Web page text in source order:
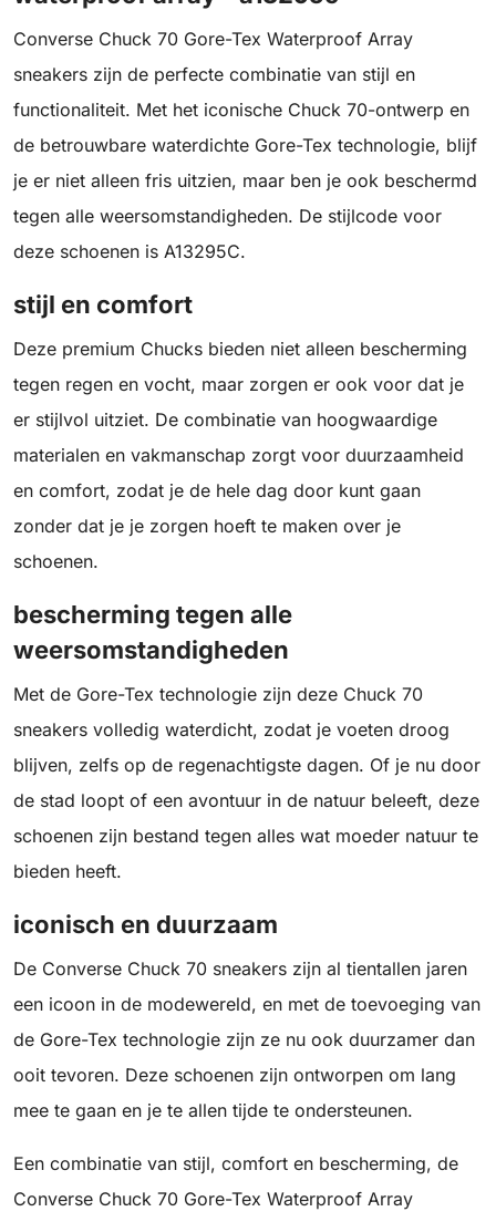
Converse Chuck 70 Gore-Tex Waterproof Array
sneakers zijn de perfecte combinatie van stijl en
functionaliteit. Met het iconische Chuck 70-ontwerp en
de betrouwbare waterdichte Gore-Tex technologie, blijf
je er niet alleen fris uitzien, maar ben je ook beschermd
tegen alle weersomstandigheden. De stijlcode voor
deze schoenen is A13295C.
stijl en comfort
Deze premium Chucks bieden niet alleen bescherming
tegen regen en vocht, maar zorgen er ook voor dat je
er stijlvol uitziet. De combinatie van hoogwaardige
materialen en vakmanschap zorgt voor duurzaamheid
en comfort, zodat je de hele dag door kunt gaan
zonder dat je je zorgen hoeft te maken over je
schoenen.
bescherming tegen alle
weersomstandigheden
Met de Gore-Tex technologie zijn deze Chuck 70
sneakers volledig waterdicht, zodat je voeten droog
blijven, zelfs op de regenachtigste dagen. Of je nu door
de stad loopt of een avontuur in de natuur beleeft, deze
schoenen zijn bestand tegen alles wat moeder natuur te
bieden heeft.
iconisch en duurzaam
De Converse Chuck 70 sneakers zijn al tientallen jaren
een icoon in de modewereld, en met de toevoeging van
de Gore-Tex technologie zijn ze nu ook duurzamer dan
ooit tevoren. Deze schoenen zijn ontworpen om lang
mee te gaan en je te allen tijde te ondersteunen.
Een combinatie van stijl, comfort en bescherming, de
Converse Chuck 70 Gore-Tex Waterproof Array